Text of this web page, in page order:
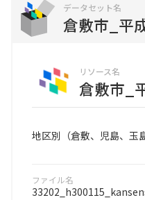
データセット名
倉敷市_平
リソース名
倉敷市_
地区別（倉敷、児島、玉
ファイル名